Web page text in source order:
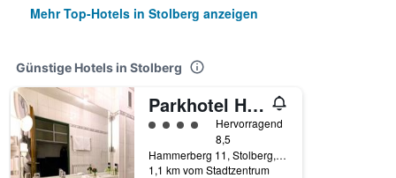
Mehr Top-Hotels in Stolberg anzeigen
Günstige Hotels in Stolberg
Parkhotel Hammerberg
Bewertungskategorie 4
Hervorragend
8,5
Hammerberg 11, Stolberg, Nordrhein-Westfalen, Deutschland
1,1 km vom Stadtzentrum